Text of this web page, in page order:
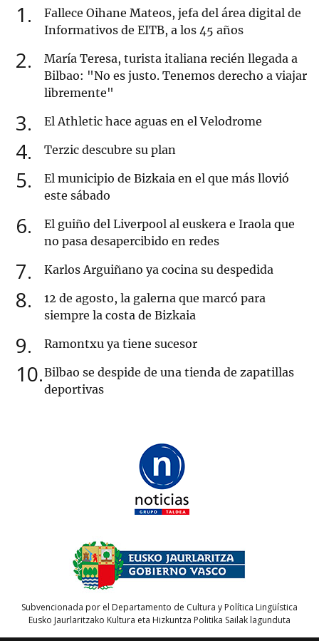
1
Fallece Oihane Mateos, jefa del área digital de
Informativos de EITB, a los 45 años
2
María Teresa, turista italiana recién llegada a
Bilbao: "No es justo. Tenemos derecho a viajar
libremente"
3 El Athletic hace aguas en el Velodrome
4 Terzic descubre su plan
5
El municipio de Bizkaia en el que más llovió
este sábado
6
El guiño del Liverpool al euskera e Iraola que
no pasa desapercibido en redes
7 Karlos Arguiñano ya cocina su despedida
8
12 de agosto, la galerna que marcó para
siempre la costa de Bizkaia
9 Ramontxu ya tiene sucesor
10 Bilbao se despide de una tienda de zapatillas
deportivas
Subvencionada por el Departamento de Cultura y Política Lingüística
Eusko Jaurlaritzako Kultura eta Hizkuntza Politika Sailak lagunduta